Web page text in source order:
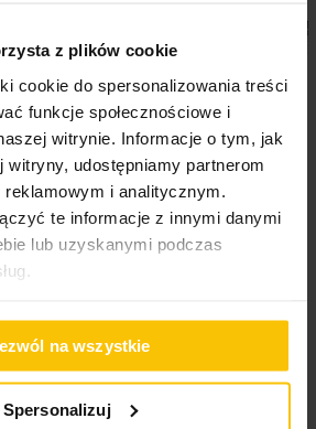
z plików cookie
cookie do spersonalizowania treści
funkcje społecznościowe i
witrynie. Informacje o tym, jak
udostępniamy partnerom
i analitycznym.
te informacje z innymi danymi
lub uzyskanymi podczas
na wszystkie
Spersonalizuj
i bezpieczeństwa produktu
x 200 cm - 1 szt.
70 x 80 cm - 1 szt.
– wysokiej jakości satyna
w suszarce bębnowej
Dodaj do listy życzeń
Pościel bawełniana
160x200 cm komplet 3
częściowy gładka kolor
jasnobrązowy NOVA 3
188,20 zł
Dodaj do koszyka
o produkcie